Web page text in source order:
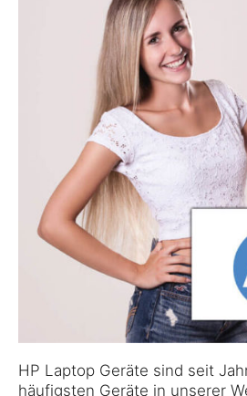
HP Laptop Geräte sind seit
häufigsten Geräte in unserer